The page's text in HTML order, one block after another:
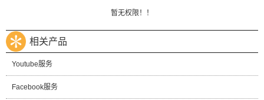
暂无权限！！
相关产品
Youtube服务
Facebook服务